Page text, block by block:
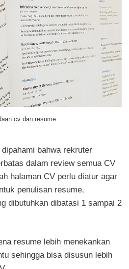
cv dan resume
bahwa rekruter
dalam review semua CV
halaman CV perlu diatur agar
penulisan resume,
dibutuhkan dibatasi 1 sampai 2
resume lebih menekankan
sehingga bisa disusun lebih